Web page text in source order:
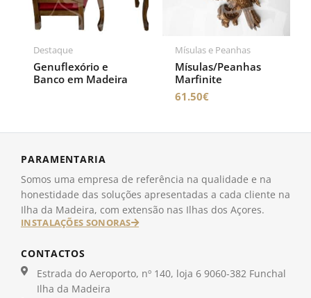
Destaque
Genuflexório e
Banco em Madeira
Mísulas e Peanhas
Mísulas/Peanhas
Marfinite
61.50€
PARAMENTARIA
Somos uma empresa de referência na qualidade e na
honestidade das soluções apresentadas a cada cliente na
Ilha da Madeira, com extensão nas Ilhas dos Açores.
INSTALAÇÕES SONORAS
CONTACTOS
Estrada do Aeroporto, nº 140, loja 6 9060-382 Funchal
Ilha da Madeira